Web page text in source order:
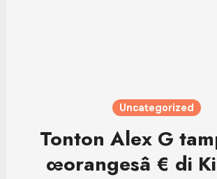
Uncategorized
Tonton Alex G
œorangesâ € di